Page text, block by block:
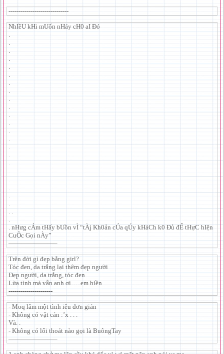
------------------------------
NhIềU kHi mUốn nHáy cH0 aI Đó
.
.
.
.
.
.
.
.
.
.
.
.
.
.
.
.
.
.
.
.
.
.
. .
.
. nHưg cẢm tHấy bUồn vÌ “tÀj Kh0ản cỦa qÚy kHáCh k0 Đủ đỂ tHựC hIện
CuỘc Gọi nÀy”
———————–
Trên đời gì đẹp bằng girl?
Tóc đen, da trắng lại thêm đẹp người
Đẹp người, da trắng, tóc đen
Lừa tình mà vẫn anh ơi…..em hiền
----------------------
- Moq lắm một tình iêu đơn giản
- Không có vật cản :’x . . .
Và. .
- Không có lối thoát nào gọi là BuôngTay
———————–